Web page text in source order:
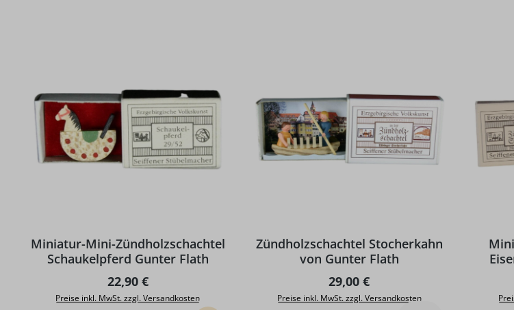
Miniatur-Mini-Zündholzschachtel
Schaukelpferd Gunter Flath
Regulärer Preis:
22,90 €
Preise inkl. MwSt. zzgl. Versandkosten
Zündholzschachtel Stocherkahn
von Gunter Flath
Regulärer Preis:
29,00 €
Preise inkl. MwSt. zzgl. Versandkosten